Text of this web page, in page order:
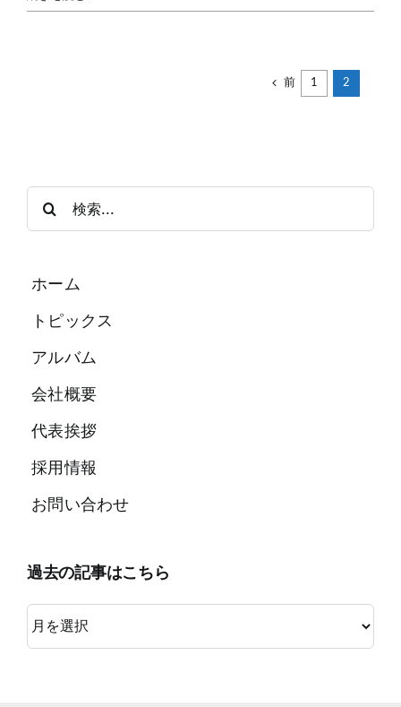
前 1 2
索
ホーム
トピックス
アルバム
会社概要
代表挨拶
採用情報
お問い合わせ
過去の記事はこちら
過
去